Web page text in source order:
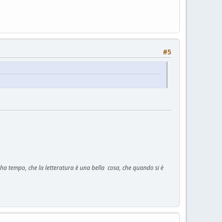
#5
tempo, che la letteratura è una bella cosa, che quando si è